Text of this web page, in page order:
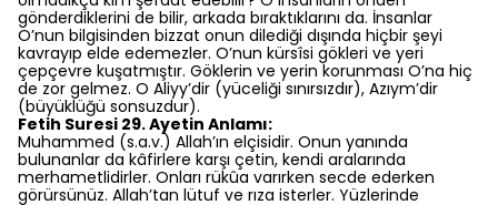
gönderdiklerini de bilir, arkada bıraktıklarını da. İnsanlar
O’nun bilgisinden bizzat onun dilediği dışında hiçbir şeyi
kavrayıp elde edemezler. O’nun kürsîsi gökleri ve yeri
çepçevre kuşatmıştır. Göklerin ve yerin korunması O’na hiç
de zor gelmez. O Aliyy’dir (yüceliği sınırsızdır), Azıym’dir
(büyüklüğü sonsuzdur).
Fetih Suresi 29. Ayetin Anlamı:
Muhammed (s.a.v.) Allah’ın elçisidir. Onun yanında
bulunanlar da kâfirlere karşı çetin, kendi aralarında
merhametlidirler. Onları rükûa varırken secde ederken
görürsünüz. Allah’tan lütuf ve rıza isterler. Yüzlerinde